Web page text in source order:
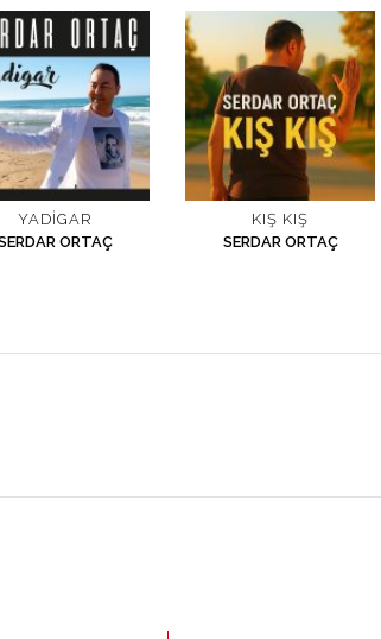
YADIGAR
ORTAÇ
KIŞ KIŞ
SERDAR ORTAÇ